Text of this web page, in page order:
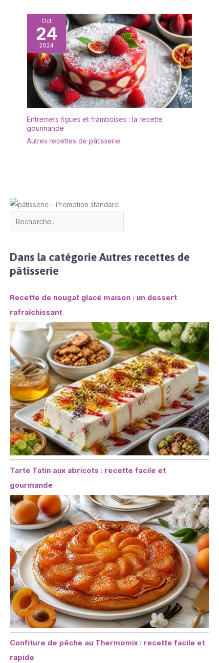
halloween adulte,
accessoires de
costumes d'Halloween
polyvalent
Oct
24
2024
Entremets figues et framboises : la recette
gourmande
Autres recettes de pâtisserie
Dans la catégorie Autres recettes de
pâtisserie
Recette de nougat glacé maison : un dessert
rafraîchissant
Tarte Tatin aux abricots : recette facile et
gourmande
Confiture de pêche au Thermomix : recette facile et
rapide